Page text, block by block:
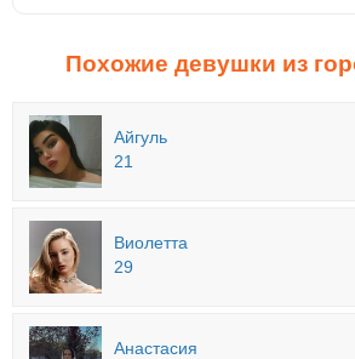
Похожие девушки из
Айгуль
21
Виолетта
29
Анастасия